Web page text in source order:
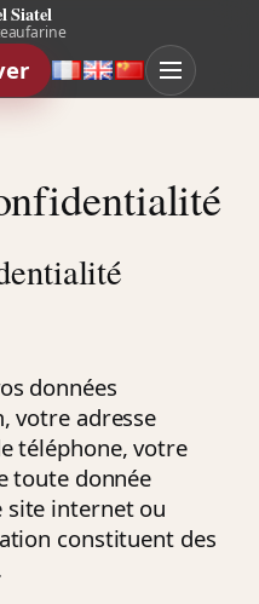
Siatel
Français
English
中
文
données
votre adresse
téléphone, votre
toute donnée
site internet ou
constituent des